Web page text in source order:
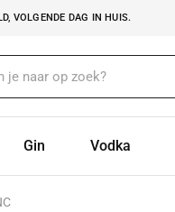
VOLGENDE DAG IN HUIS.
Gin Vodka